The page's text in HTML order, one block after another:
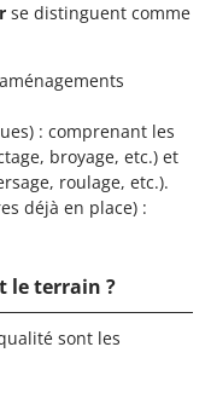
se distinguent comme
: comprenant les
broyage, etc.) et
roulage, etc.).
déjà en place) :
le terrain ?
sont les